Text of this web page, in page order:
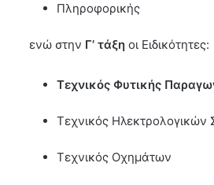
Πληροφορικής
ενώ στην Γ’ τάξη οι Ειδικότητες:
Τεχνικός Φυτικής
Τεχνικός
Τεχνικός Οχημάτων